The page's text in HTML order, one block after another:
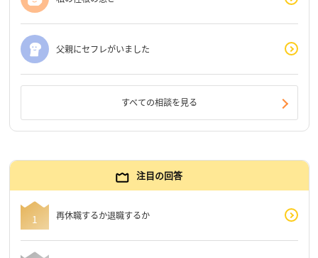
父親にセフレがいました
すべての相談を見る
注目の回答
再休職するか退職するか